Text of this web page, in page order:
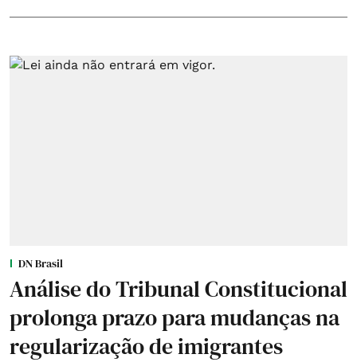
DN Brasil
Análise do Tribunal Constitucional
prolonga prazo para mudanças na
regularização de imigrantes